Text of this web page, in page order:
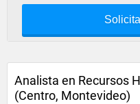
Analista en Recursos
(Centro, Montevideo)